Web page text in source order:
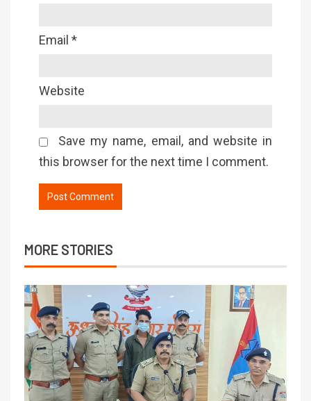
Email *
Website
Save my name, email, and website in
this browser for the next time I comment.
MORE STORIES